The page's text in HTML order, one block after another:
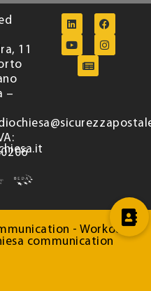
11
–
- Workout
communication